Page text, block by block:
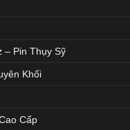
– Pin Thụy Sỹ
Khối
Cấp